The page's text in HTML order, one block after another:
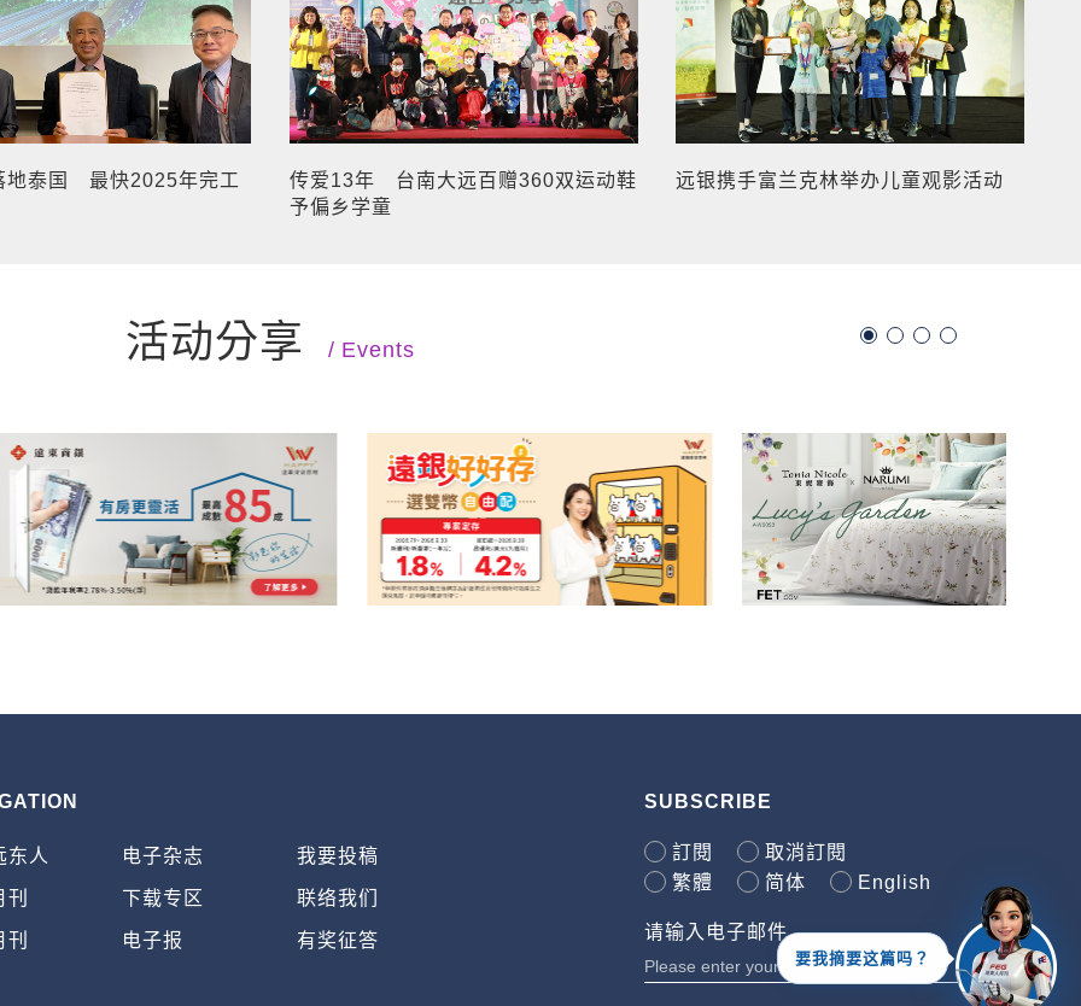
地泰国 最快2025年完工
传爱13年 台南大远百赠360双运动鞋
予偏乡学童
远银携手富兰克林举办儿童观影活动
活动分享 Events
SUBSCRIBE
訂閱
取消訂閱
繁體
简体 English
请输入电子邮件
东人 电子杂志 我要投稿
下载专区 联络我们
电子报 有奖征答
要我摘要这篇吗？